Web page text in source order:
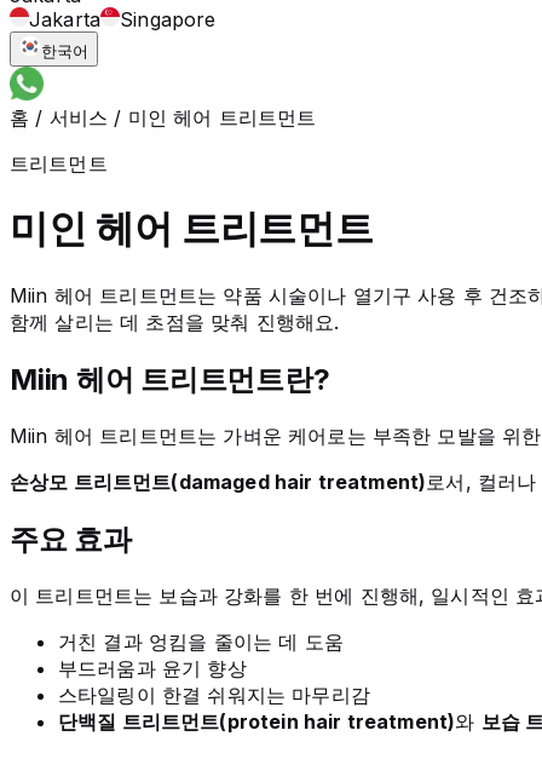
Jakarta
Singapore
한국어
홈 / 서비스 / 미인 헤어 트리트먼트
트리트먼트
미인 헤어 트리트먼트
Miin 헤어 트리트먼트는 약품 시술이나 열기구 사용 후 건
함께 살리는 데 초점을 맞춰 진행해요.
Miin 헤어 트리트먼트란?
Miin 헤어 트리트먼트는 가벼운 케어로는 부족한 모발을 위
손상모 트리트먼트(damaged hair treatment) 로서, 컬러
주요 효과
이 트리트먼트는 보습과 강화를 한 번에 진행해, 일시적인
거친 결과 엉킴을 줄이는 데 도움
부드러움과 윤기 향상
스타일링이 한결 쉬워지는 마무리감
단백질 트리트먼트(protein hair treatment)와 보습